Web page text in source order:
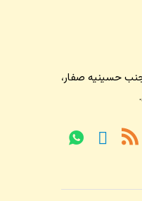
جنب حسینیه صفار،
.